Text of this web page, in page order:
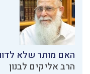
האם מותר שלא
הרב אליקים לבנון